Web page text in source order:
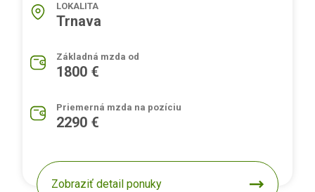
LOKALITA
Trnava
Základná mzda od
1800 €
Priemerná mzda na pozíciu
2290 €
Zobraziť detail ponuky